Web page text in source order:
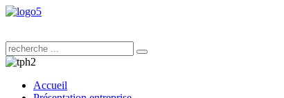
Accueil